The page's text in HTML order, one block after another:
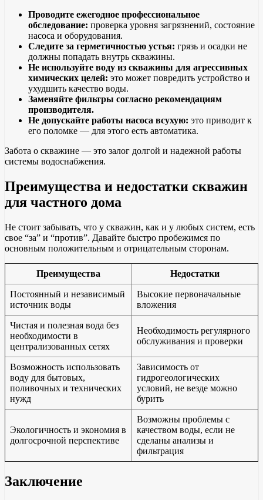
Проводите ежегодное профессиональное
обследование: проверка уровня загрязнений, состояние
насоса и оборудования.
Следите за герметичностью устья: грязь и осадки не
должны попадать внутрь скважины.
Не используйте воду из скважины для агрессивных
химических целей: это может повредить устройство и
ухудшить качество воды.
Заменяйте фильтры согласно рекомендациям
производителя.
Не допускайте работы насоса всухую: это приводит к
его поломке — для этого есть автоматика.
Забота о скважине — это залог долгой и надежной работы
системы водоснабжения.
Преимущества и недостатки скважин
для частного дома
Не стоит забывать, что у скважин, как и у любых систем, есть
свое “за” и “против”. Давайте быстро пробежимся по
основным положительным и отрицательным сторонам.
Преимущества Недостатки
Постоянный и независимый
источник воды
Высокие первоначальные
вложения
Чистая и полезная вода без
необходимости в
централизованных сетях
Необходимость регулярного
обслуживания и проверки
Возможность использовать
воду для бытовых,
поливочных и технических
нужд
Зависимость от
гидрогеологических
условий, не везде можно
бурить
Экологичность и экономия в
долгосрочной перспективе
Возможны проблемы с
качеством воды, если не
сделаны анализы и
фильтрация
Заключение